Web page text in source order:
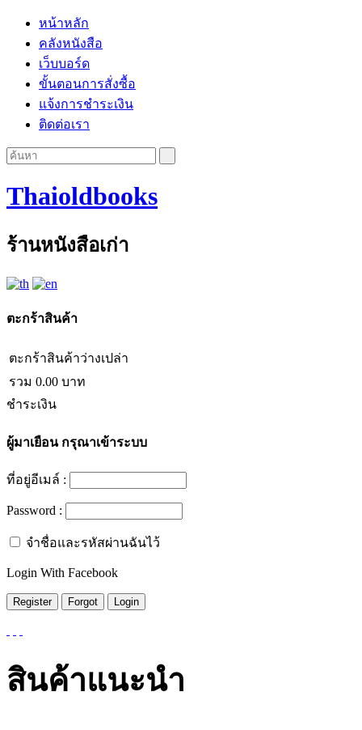
หน้าหลัก
คลังหนังสือ
เว็บบอร์ด
ขั้นตอนการสั่งซื้อ
แจ้งการชำระเงิน
ติดต่อเรา
Thaioldbooks
ร้านหนังสือเก่า
ตะกร้าสินค้า
ตะกร้าสินค้าว่างเปล่า
รวม 0.00 บาท
ชำระเงิน
ผู้มาเยือนกรุณาเข้าระบบ
ที่อยู่อีเมล์ :
Password :
จำชื่อและรหัสผ่านฉันไว้
Login With Facebook
สินค้าแนะนำ